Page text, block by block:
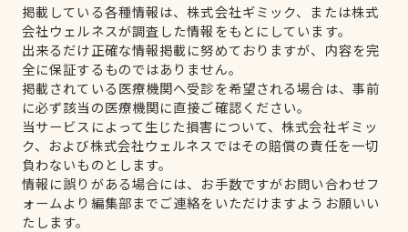
掲載している各種情報は、株式会社ギミック、または株式
会社ウェルネスが調査した情報をもとにしています。
出来るだけ正確な情報掲載に努めておりますが、内容を完
全に保証するものではありません。
掲載されている医療機関へ受診を希望される場合は、事前
に必ず該当の医療機関に直接ご確認ください。
当サービスによって生じた損害について、株式会社ギミッ
ク、および株式会社ウェルネスではその賠償の責任を一切
負わないものとします。
情報に誤りがある場合には、お手数ですがお問い合わせフ
ォームより編集部までご連絡をいただけますようお願いい
たします。